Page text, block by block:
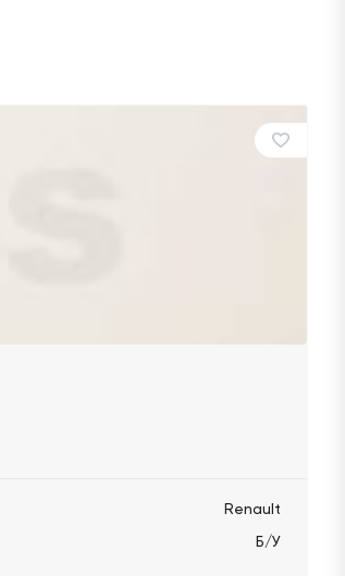
Renault
Б/У